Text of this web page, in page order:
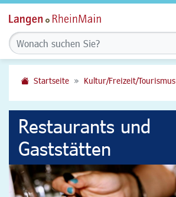
Startseite Kultur/Freizeit/Tourismus
Restaurants und
Gaststätten